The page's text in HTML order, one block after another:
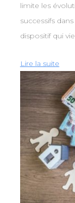
limite les
successifs
dispositif qui
Lire la suite